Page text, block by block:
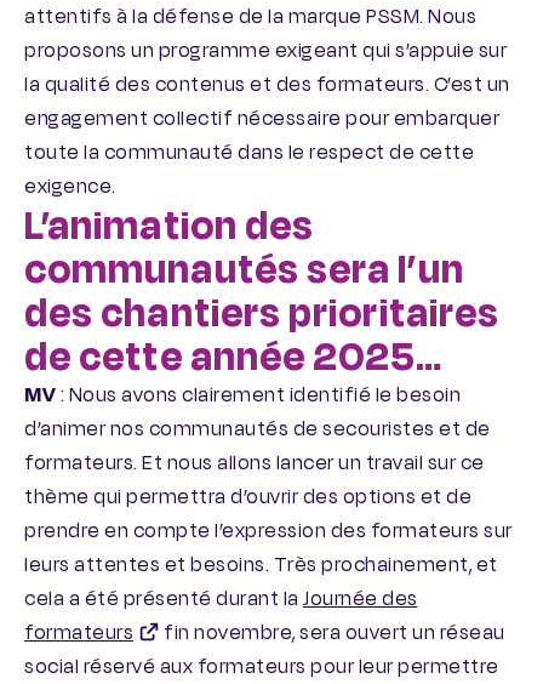
attentifs à la défense de la marque PSSM. Nous
proposons un programme exigeant qui s’appuie sur
la qualité des contenus et des formateurs. C’est un
engagement collectif nécessaire pour embarquer
toute la communauté dans le respect de cette
exigence.
L’animation des
communautés sera l’un
des chantiers prioritaires
de cette année 2025…
MV: Nous avons clairement identifié le besoin
d’animer nos communautés de secouristes et de
formateurs. Et nous allons lancer un travail sur ce
thème qui permettra d’ouvrir des options et de
prendre en compte l’expression des formateurs sur
leurs attentes et besoins. Très prochainement, et
cela a été présenté durant la Journée des
formateurs
fin novembre, sera ouvert un réseau
social réservé aux formateurs pour leur permettre